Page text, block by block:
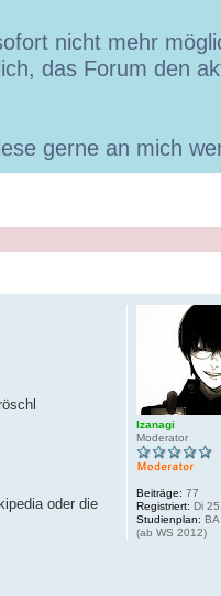
nicht mehr
das Forum den
gerne an mich
Izanagi
Moderator
Beiträge: 77
Registriert: Di
Studienplan:
(ab WS 2012)
oder die